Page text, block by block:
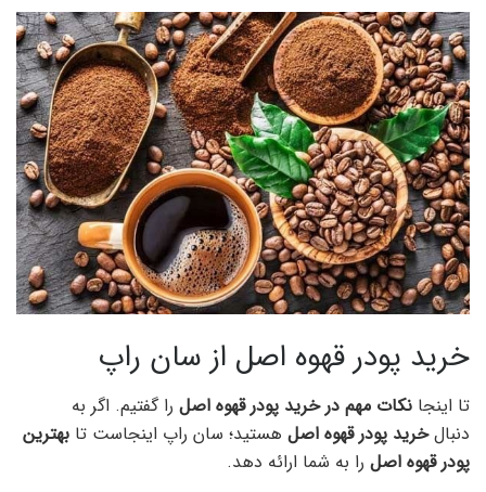
خرید پودر قهوه اصل از سان راپ
تا اینجا نکات مهم در خرید پودر قهوه اصل را گفتیم. اگر به
دنبالخرید پودر قهوه اصل هستید؛ سان راپ اینجاست تا بهترین
پودر قهوه اصل را به شما ارائه دهد.